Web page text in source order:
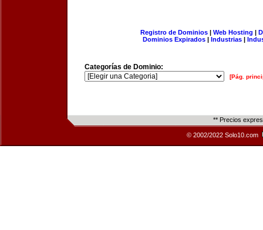
Registro de Dominios| Web Hosting |
Dominios Expirados | Industrias |
Categorías de Dominio:
[Pág.
** Precios
© 2002/2022 Solo10.com